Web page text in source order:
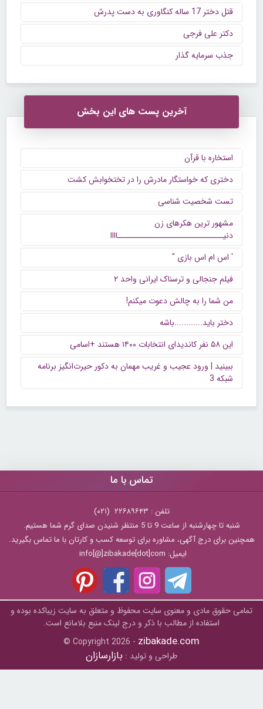
قتل دختر 17 ساله کنگاوری به دست پدرش
دکتر علی فرجی
جذب سرمایه گذار
آخرین پست های این بخش
استخاره با قرآن
دختری که خواستگار مادرش را در تختخوابش کشت
تست شخصیت شناسی
مشهور ترین هکرهای زن
دنیــــــــــــــــــــــــــــــاااا
' اس ام اس بازی "
فیلم جنجالی و ترسناک ایرانی واحد ۲
من شما را به چالش دعوت میکنم!
دختر باید............باشه
این ۵۸ نفر کاندیدای انتخابات ۱۴۰۰ هستند +اسامی
ببینید | ورود عجیب و غریب مهمان به دکور حیرت‌انگیز برنامه
شبکه 3
تماس با ما
تلفن : ۲۲۶۸۹۶۴۳ (۰۲۱)
شنبه تا چهارشنبه از ساعت 9 تا 5 منتظر شنیدن صدای گرم شما هستیم.
همچنین برای درج آگهی، مشاوره برای توسعه کسب و کارتان با ما تماس بگیرید.
ایمیل: info[@]zibakade[dot]com
تمامی حقوق مادی و معنوی سایت محفوظ و متعلق به سايت زیباکده بوده و
استفاده از مطالب با ذکر و درج لینک منبع بلامانع است.
© Copyright 2026 - zibakade.com
طراحی و تولید : بازارسازان